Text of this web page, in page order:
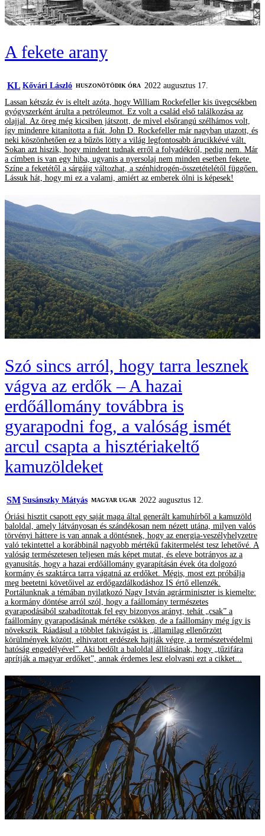
A fekete arany
KL Kővári László HUSZONÖTÖDIK ÓRA 2022 augusztus 17.
Lassan kétszáz év is eltelt azóta, hogy William Rockefeller kis üvegcsékben
gyógyszerként árulta a petróleumot. Ez volt a család első találkozása az
olajjal. Az öreg még kicsiben játszott, de mivel elsőrangú szélhámos volt,
így mindenre kitanította a fiát. John D. Rockefeller már nagyban utazott, és
neki köszönhetően ez a bűzös lötty a világ legfontosabb árucikkévé vált.
Sokan azt hiszik, hogy mindent tudnak erről a folyadékról, pedig nem. Már
a címben is van egy hiba, ugyanis a nyersolaj nem minden esetben fekete.
Színe a feketétől a sárgáig változhat, a szénhidrogén-összetételétől függően.
Lássuk hát, hogy mi ez a valami, amiért az emberek ölni is képesek!
Szó sincs arról, hogy tarra lesznek
vágva az erdők – A hazai
erdőállomány továbbra is
gyarapodni fog, a valóság ismét
arcul csapta a hisztériakeltő
kamuzöldeket
SM Susánszky Mátyás MAGYAR UGAR 2022 augusztus 12.
Óriási hisztit csapott egy saját maga által generált kamuhírből a kamuzöld
baloldal, amely látványosan és szándékosan nem nézett utána, milyen valós
törvényi háttere is van annak a döntésnek, hogy az energia-veszélyhelyzetre
való tekintettel a korábbinál nagyobb mértékű fakitermelést tesz lehetővé. A
valóság természetesen teljesen más képet mutat, és eleve botrányos az a
gyanusítás, hogy a hazai erdőállomány gyarapításán évek óta dolgozó
kormány és szaktárca tarra vágatná az erdőket. Mégis, most ezt próbálja
meg beetetni követőivel az erdőgazdálkodáshoz IS értő ellenzék.
Portálunknak a témában nyilatkozó Nagy István agrárminiszter is kiemelte:
a kormány döntése arról szól, hogy a faállomány természetes
gyarapodásából szabadítottak fel egy bizonyos arányt, tehát „csak” a
faállomány gyarapodásának mértéke csökken, de a faállomány még így is
növekszik. Ráadásul a többlet fakivágást is „államilag ellenőrzött
körülmények között, elhivatott erdészek hajtják végre, a természetvédelmi
hatóság engedélyével”. Aki bedőlt a baloldal állításának, hogy „tűzifára
aprítják a magyar erdőket”, annak érdemes lesz elolvasni ezt a cikket...